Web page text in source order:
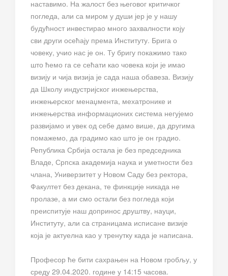
наставимо. На жалост без његовог критичког
погледа, али са миром у души јер је у нашу
будућност инвестирао много захвалности коју
сви други осећају према Институту. Брига о
човеку, учио нас је он. Ту бригу покажимо тако
што ћемо га се сећати као човека који је имао
визију и чија визија је сада наша обавеза. Визију
да Школу индустријског инжењерства,
инжењерског менаџмента, мехатронике и
инжењерства информационих система негујемо
развијамо и увек од себе дамо више, да другима
помажемо, да градимо као што је он градио.
Република Србија остала је без председника
Владе, Српска академија наука и уметности без
члана, Универзитет у Новом Саду без ректора,
Факултет без декана, те финкције никада не
пролазе, а ми смо остали без погледа који
преиспитује наш допринос друштву, науци,
Институту, али са страницама исписане визије
која је актуелна као у тренутку када је написана.
Професор ће бити сахрањен на Новом гробљу, у
среду 29.04.2020. године у 14:15 часова.